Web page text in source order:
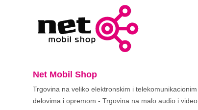
Net Mobil Shop
Trgovina na veliko elektronskim i telekomunikacionim
delovima i opremom - Trgovina na malo audio i video